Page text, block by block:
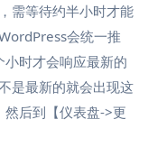
需等待约半小时才能
会统一推
时才会响应最新的
是最新的就会出现这
后到【仪表盘->更